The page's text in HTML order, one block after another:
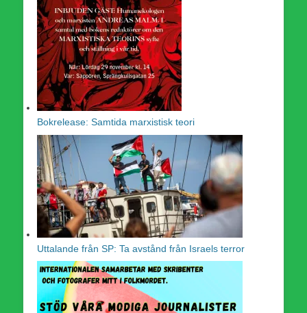
Bokrelease: Samtida marxistisk teori
Uttalande från SP: Ta avstånd från Israels terror